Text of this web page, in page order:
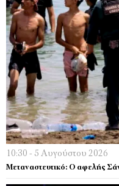
10:30 - 5 Αυγούστου 2026
Μεταναστευτικό: Ο αφελής